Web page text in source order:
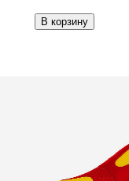
В корзину